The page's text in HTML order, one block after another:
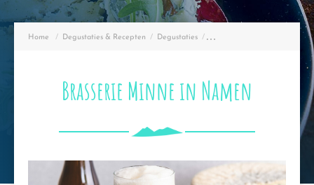
Home Degustaties & Recepten Degustaties COMBINATIE BIER + KAAS
Brasserie Minne in Namen